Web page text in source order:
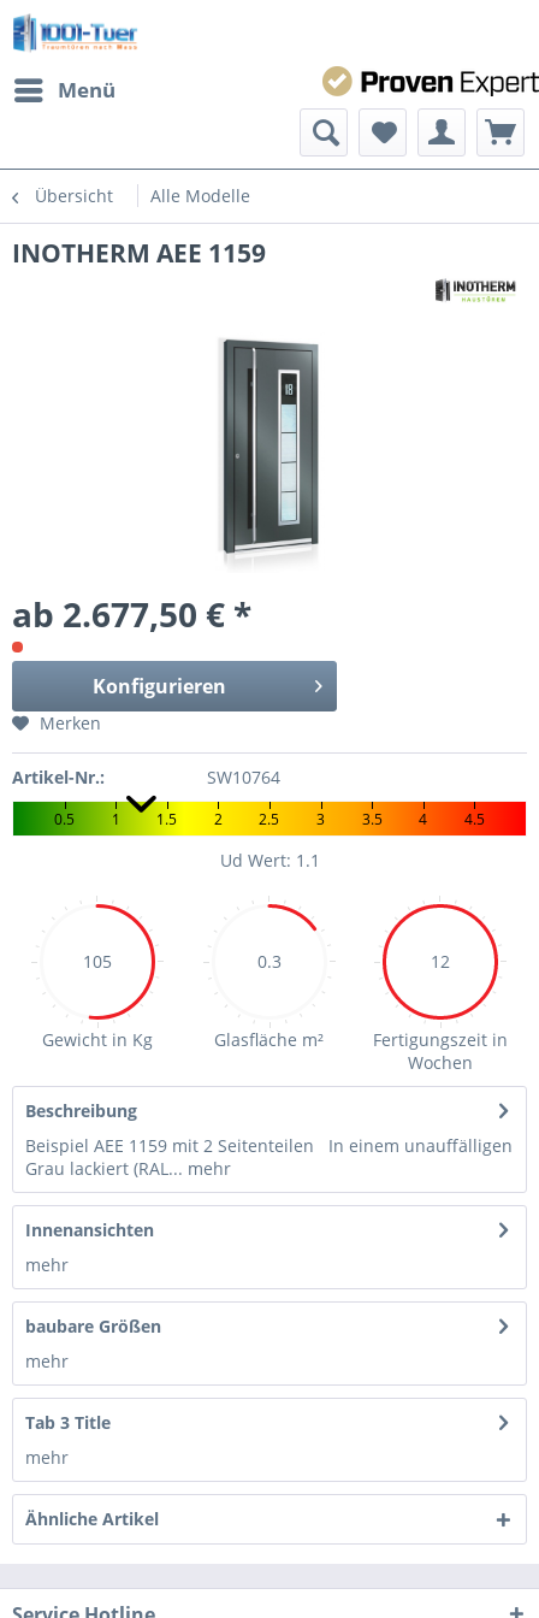
Menü
Übersicht Alle Modelle
INOTHERM AEE 1159
ab 2.677,50 € *
Konfigurieren
Merken
Artikel-Nr.: SW10764
0.5 1 1.5 2 2.5 3 3.5 4 4.5
Ud Wert: 1.1
105
Gewicht in Kg
0.3
Glasfläche m²
12
Fertigungszeit in
Wochen
Beschreibung
Beispiel AEE 1159 mit 2 Seitenteilen In einem unauffälligen
Grau lackiert (RAL... mehr
Innenansichten
mehr
baubare Größen
mehr
Tab 3 Title
mehr
Ähnliche Artikel